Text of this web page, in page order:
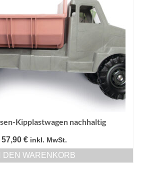
Kipplastwagen nachhaltig
57,90 € inkl. MwSt.
DEN WARENKORB